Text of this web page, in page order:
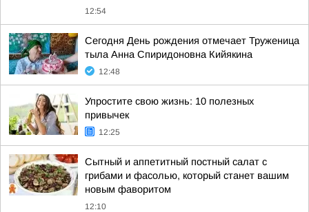
12:54
Сегодня День рождения отмечает Труженица
тыла Анна Спиридоновна Кийякина
12:48
Упростите свою жизнь: 10 полезных
привычек
12:25
Сытный и аппетитный постный салат с
грибами и фасолью, который станет вашим
новым фаворитом
12:10